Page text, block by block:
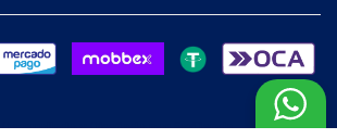
Desarrollado y Diseñado por FoxTienda